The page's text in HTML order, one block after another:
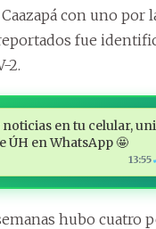
con uno por
fue
2.
noticias en tu celular,
ÚH en WhatsApp 🤩
13:55
hubo cuatro